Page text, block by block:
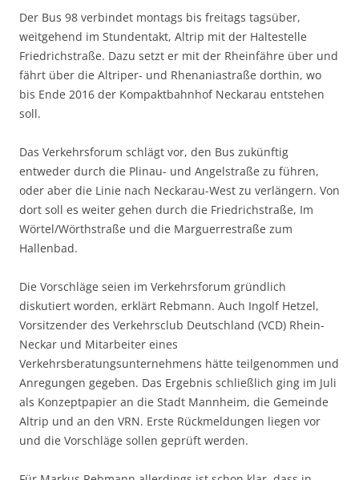
Der Bus 98 verbindet montags bis freitags tagsüber,
weitgehend im Stundentakt, Altrip mit der Haltestelle
Friedrichstraße. Dazu setzt er mit der Rheinfähre über und
fährt über die Altriper- und Rhenaniastraße dorthin, wo
bis Ende 2016 der Kompaktbahnhof Neckarau entstehen
soll.
Das Verkehrsforum schlägt vor, den Bus zukünftig
entweder durch die Plinau- und Angelstraße zu führen,
oder aber die Linie nach Neckarau-West zu verlängern. Von
dort soll es weiter gehen durch die Friedrichstraße, Im
Wörtel/Wörthstraße und die Marguerrestraße zum
Hallenbad.
Die Vorschläge seien im Verkehrsforum gründlich
diskutiert worden, erklärt Rebmann. Auch Ingolf Hetzel,
Vorsitzender des Verkehrsclub Deutschland (VCD) Rhein-
Neckar und Mitarbeiter eines
Verkehrsberatungsunternehmens hätte teilgenommen und
Anregungen gegeben. Das Ergebnis schließlich ging im Juli
als Konzeptpapier an die Stadt Mannheim, die Gemeinde
Altrip und an den VRN. Erste Rückmeldungen liegen vor
und die Vorschläge sollen geprüft werden.